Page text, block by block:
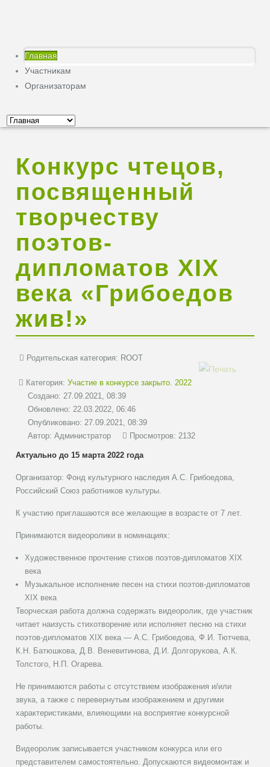
Главная
Участникам
Организаторам
Конкурс чтецов,
посвященный
творчеству
поэтов-
дипломатов XIX
века «Грибоедов
жив!»
Родительская категория: ROOT
Категория:Участие в конкурсе закрыто. 2022
Создано: 27.09.2021, 08:39
Обновлено: 22.03.2022, 06:46
Опубликовано: 27.09.2021, 08:39
Автор:Администратор Просмотров: 2132
Актуально до 15 марта 2022 года
Организатор: Фонд культурного наследия А.С. Грибоедова,
Российский Союз работников культуры.
К участию приглашаются все желающие в возрасте от 7 лет.
Принимаются видеоролики в номинациях:
Художественное прочтение стихов поэтов-дипломатов XIX
века
Музыкальное исполнение песен на стихи поэтов-дипломатов
XIX века
Творческая работа должна содержать видеоролик, где участник
читает наизусть стихотворение или исполняет песню на стихи
поэтов-дипломатов XIX века — А.С. Грибоедова, Ф.И. Тютчева,
К.Н. Батюшкова, Д.В. Веневитинова, Д.И. Долгорукова, А.К.
Толстого, Н.П. Огарева.
Не принимаются работы с отсутствием изображения и/или
звука, а также с перевернутым изображением и другими
характеристиками, влияющими на восприятие конкурсной
работы.
Видеоролик записывается участником конкурса или его
представителем самостоятельно. Допускаются видеомонтаж и